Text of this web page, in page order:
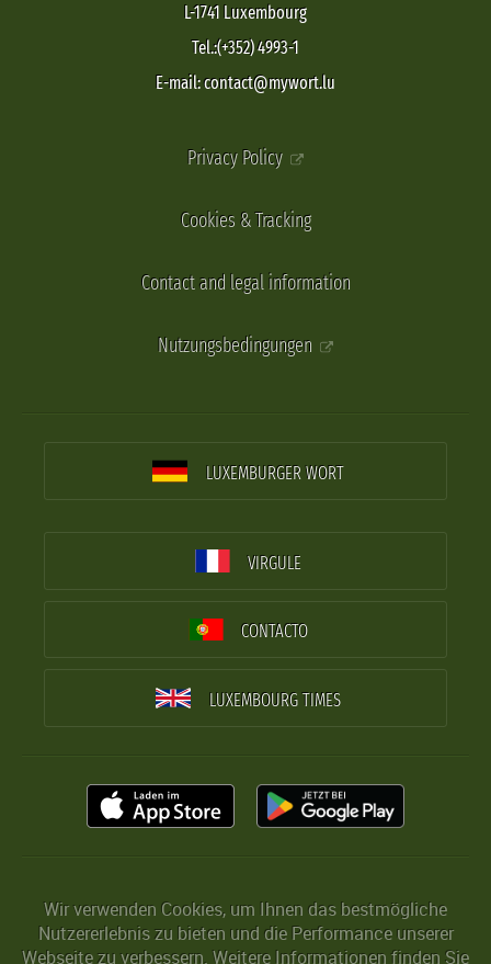
L-1741 Luxembourg
Tel.:(+352) 4993-1
E-mail: contact@mywort.lu
Privacy Policy
Cookies & Tracking
Contact and legal information
Nutzungsbedingungen
LUXEMBURGER WORT
VIRGULE
CONTACTO
LUXEMBOURG TIMES
Wir verwenden Cookies, um Ihnen das bestmögliche
Nutzererlebnis zu bieten und die Performance unserer
Webseite zu verbessern. Weitere Informationen finden Sie